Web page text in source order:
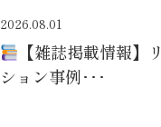
2026.08.01
【雑誌掲載情報】
ション事例･･･